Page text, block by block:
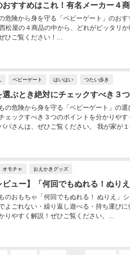
すすめはこれ！有名メーカー４
危険から身を守る「ベビーゲート」のお
松屋の４商品の中から、どれがピッタリ
ひご覧ください！...
ベビーゲート はいはい つたい歩き
ぶとき絶対にチェックすべき３
の危険から身を守る「ベビーゲート」の
ェックすべき３つのポイントを分かりや
パさんは、ぜひご覧ください。 我が家が
オモチャ おえかきグッズ
ビュー】「何回でもぬれる！ぬり
のおもちゃ「何回でもぬれる！ ぬりえ」
よごれない・繰り返し遊べる・持ち運び
りやすく解説！ぜひご覧ください。...